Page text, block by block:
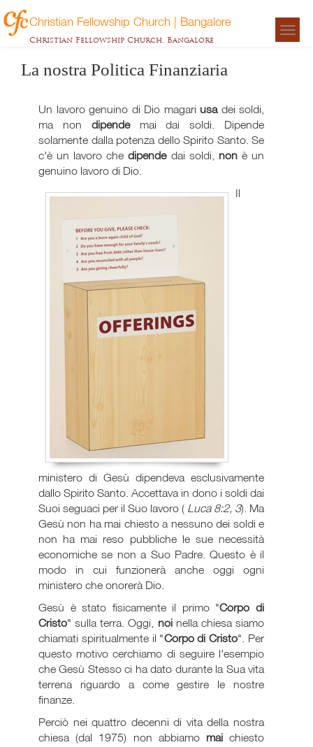
Christian Fellowship Church | Bangalore
Christian Fellowship Church, Bangalore
La nostra Politica Finanziaria
Un lavoro genuino di Dio magari usa dei soldi,
ma non dipendemai dai soldi. Dipende
solamente dalla potenza dello Spirito Santo. Se
c'è un lavoro chedipendedai soldi, nonè un
genuino lavoro di Dio.
Il
ministero di Gesù dipendeva esclusivamente
dallo Spirito Santo. Accettava in dono i soldi dai
Suoi seguaci per il Suo lavoro ( Luca 8:2, 3). Ma
Gesù non ha mai chiesto a nessuno dei soldi e
non ha mai reso pubbliche le sue necessità
economiche se non a Suo Padre. Questo è il
modo in cui funzionerà anche oggi ogni
ministero che onorerà Dio.
Gesù è stato fisicamente il primo "Corpo di
Cristo" sulla terra. Oggi, noinella chiesa siamo
chiamati spiritualmente il "Corpo di Cristo". Per
questo motivo cerchiamo di seguire l'esempio
che Gesù Stesso ci ha dato durante la Sua vita
terrena riguardo a come gestire le nostre
finanze.
Perciò nei quattro decenni di vita della nostra
chiesa (dal 1975) non abbiamo maichiesto